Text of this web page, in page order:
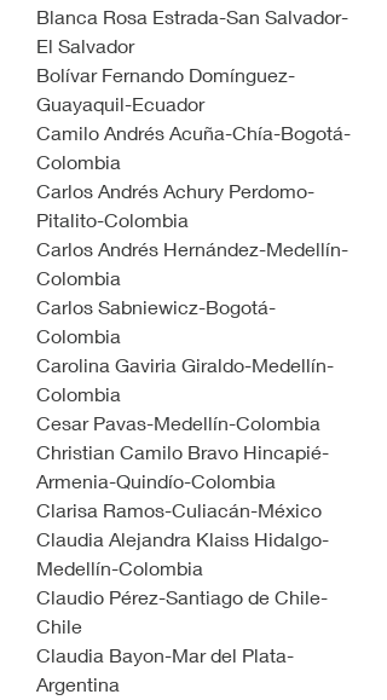
Blanca Rosa Estrada-San Salvador-
El Salvador
Bolívar Fernando Domínguez-
Guayaquil-Ecuador
Camilo Andrés Acuña-Chía-Bogotá-
Colombia
Carlos Andrés Achury Perdomo-
Pitalito-Colombia
Carlos Andrés Hernández-Medellín-
Colombia
Carlos Sabniewicz-Bogotá-
Colombia
Carolina Gaviria Giraldo-Medellín-
Colombia
Cesar Pavas-Medellín-Colombia
Christian Camilo Bravo Hincapié-
Armenia-Quindío-Colombia
Clarisa Ramos-Culiacán-México
Claudia Alejandra Klaiss Hidalgo-
Medellín-Colombia
Claudio Pérez-Santiago de Chile-
Chile
Claudia Bayon-Mar del Plata-
Argentina